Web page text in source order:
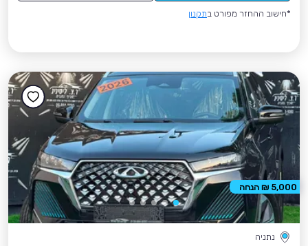
*חישוב ההחזר מפורט בתקנון
נתניה
5,000 ₪ הנחה